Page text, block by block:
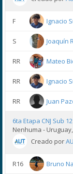
F Ignacio
S Joaquín
RR Mateo
RR Ignacio
RR Juan
6ta Etapa CNJ Sub
Nenhuma -
Creado por
R16 Bruno